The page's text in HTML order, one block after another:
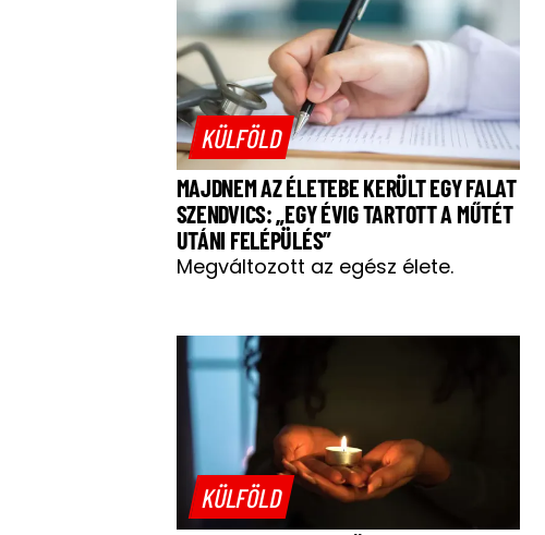
KÜLFÖLD
MAJDNEM AZ ÉLETEBE KERÜLT EGY FALAT
SZENDVICS: „EGY ÉVIG TARTOTT A MŰTÉT
UTÁNI FELÉPÜLÉS”
Megváltozott az egész élete.
KÜLFÖLD